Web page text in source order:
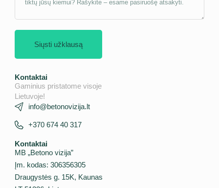
Siųsti užklausą
Kontaktai
Gaminius pristatome visoje
Lietuvoje!
info@betonovizija.lt
+370 674 40 317
Kontaktai
MB „Betono vizija”
Įm. kodas: 306356305
Draugystės g. 15K, Kaunas